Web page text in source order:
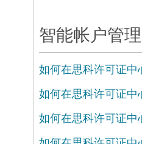
智能帐户管理
如何在思科许可证中
如何在思科许可证中
如何在思科许可证中